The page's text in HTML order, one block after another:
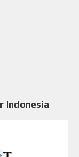
Indonesia